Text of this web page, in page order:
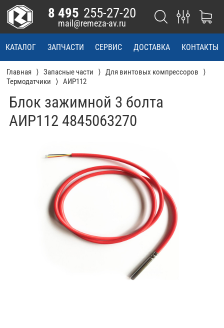
КАТАЛОГ ЗАПЧАСТИ СЕРВИС ДОСТАВКА КОНТАКТЫ
8 495 255-27-20
mail@remeza-av.ru
Главная Запасные части
Для винтовых компрессоров
Термодатчики
АИР112
Блок зажимной 3 болта
АИР112 4845063270